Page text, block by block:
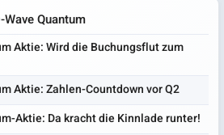
Quantum
Aktie: Wird die Buchungsflut zum
Aktie: Zahlen-Countdown vor Q2
Aktie: Da kracht die Kinnlade runter!